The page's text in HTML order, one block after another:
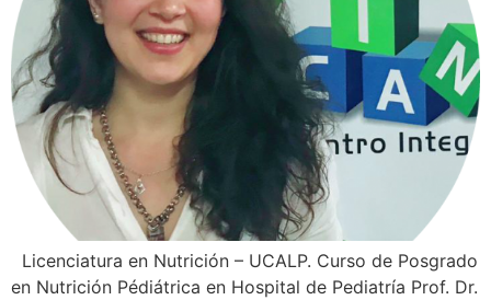
Licenciatura en Nutrición – UCALP. Curso de Posgrado
en Nutrición Pédiátrica en Hospital de Pediatría Prof. Dr.